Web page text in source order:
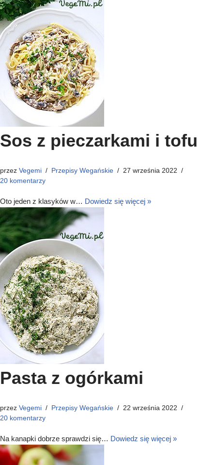
Sos z pieczarkami i tofu
przez Vegemi Przepisy Wegańskie
27 września 2022
20 komentarzy
Oto jeden z klasyków w… Dowiedz się więcej »
Pasta z ogórkami
przez Vegemi Przepisy Wegańskie
22 września 2022
20 komentarzy
Na kanapki dobrze sprawdzi się… Dowiedz się więcej »